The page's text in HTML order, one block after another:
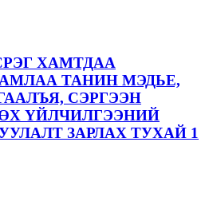
ХАМТДАА
ТАНИН МЭДЬЕ,
СЭРГЭЭН
ҮЙЛЧИЛГЭЭНИЙ
ЗАРЛАХ ТУХАЙ 1